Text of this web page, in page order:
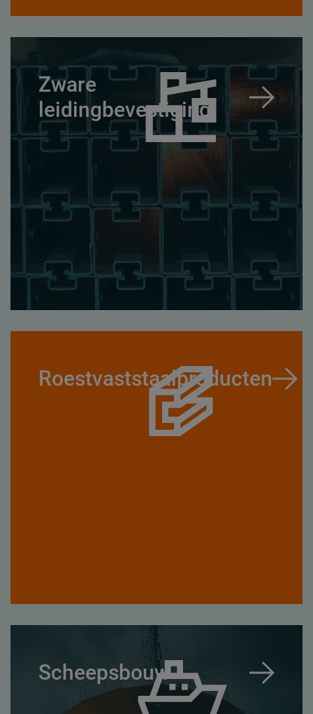
Zware
leidingbevestiging
Roestvaststaalproducten
Scheepsbouw